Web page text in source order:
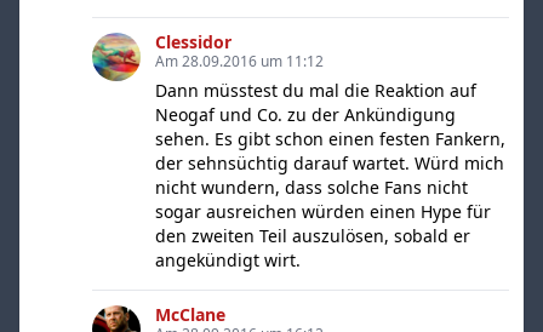
Clessidor
Am 28.09.2016 um 11:12
Dann müsstest du mal die Reaktion auf
Neogaf und Co. zu der Ankündigung
sehen. Es gibt schon einen festen Fankern,
der sehnsüchtig darauf wartet. Würd mich
nicht wundern, dass solche Fans nicht
sogar ausreichen würden einen Hype für
den zweiten Teil auszulösen, sobald er
angekündigt wirt.
McClane